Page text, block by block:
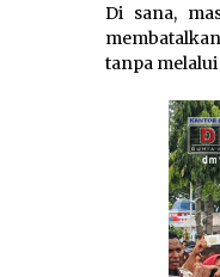
Di sana,
tanpa